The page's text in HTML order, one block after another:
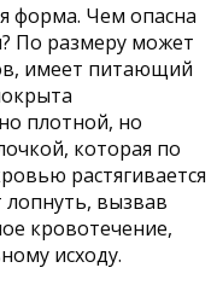
форма. Чем опасна
По размеру может
имеет питающий
плотной, но
которая по
растягивается
вызвав
кровотечение,
исходу.